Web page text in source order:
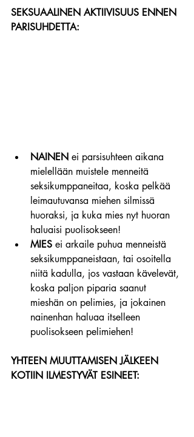
SEKSUAALINEN AKTIIVISUUS ENNEN
PARISUHDETTA:
NAINEN ei parsisuhteen aikana
mielellään muistele menneitä
seksikumppaneitaa, koska pelkää
leimautuvansa miehen silmissä
huoraksi, ja kuka mies nyt huoran
haluaisi puolisokseen!
MIES ei arkaile puhua menneistä
seksikumppaneistaan, tai osoitella
niitä kadulla, jos vastaan kävelevät,
koska paljon piparia saanut
mieshän on pelimies, ja jokainen
nainenhan haluaa itselleen
puolisokseen pelimiehen!
YHTEEN MUUTTAMISEN JÄLKEEN
KOTIIN ILMESTYVÄT ESINEET: